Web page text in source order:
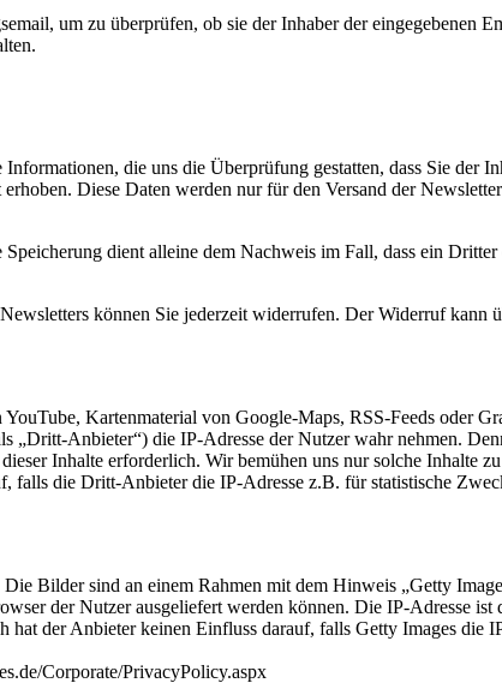
um zu überprüfen, ob sie der Inhaber der eingegebenen
die uns die Überprüfung gestatten, dass Sie der
Diese Daten werden nur für den Versand der
dient alleine dem Nachweis im Fall, dass ein Dritter
können Sie jederzeit widerrufen. Der Widerruf kann
Kartenmaterial von Google-Maps, RSS-Feeds oder
„Dritt-Anbieter“) die IP-Adresse der Nutzer wahr nehmen.
Inhalte erforderlich. Wir bemühen uns nur solche Inhalte
die Dritt-Anbieter die IP-Adresse z.B. für statistische
Bilder sind an einem Rahmen mit dem Hinweis „Getty
der Nutzer ausgeliefert werden können. Die IP-Adresse
der Anbieter keinen Einfluss darauf, falls Getty Images die
Corporate/PrivacyPolicy.aspx